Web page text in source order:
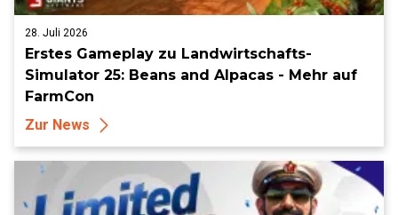
28. Juli 2026
Erstes Gameplay zu Landwirtschafts-
Simulator 25: Beans and Alpacas - Mehr auf
FarmCon
Zur News